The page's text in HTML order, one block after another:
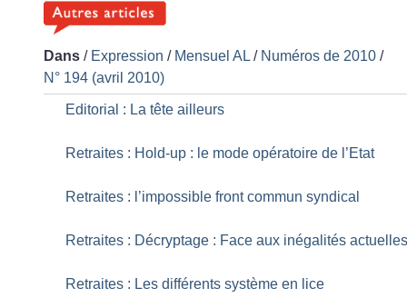
Dans / Expression / Mensuel AL / Numéros de 2010 /
N° 194 (avril 2010)
Editorial : La tête ailleurs
Retraites : Hold-up : le mode opératoire de l’Etat
Retraites : l’impossible front commun syndical
Retraites : Décryptage : Face aux inégalités
Retraites : Les différents système en lice